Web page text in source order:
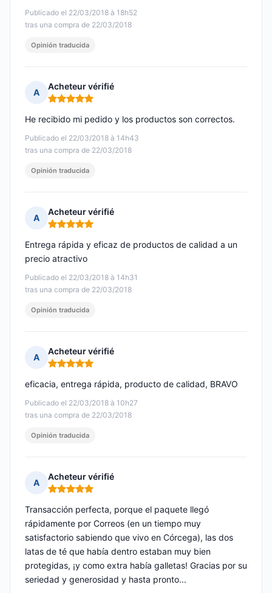
Publicado el 22/03/2018 à 18h52
tras una compra de 22/03/2018
Opinión traducida
A
Acheteur vérifié
Nota: 5 de 5
Publicado el 22/03/2018 à 14h43
tras una compra de 22/03/2018
He recibido mi pedido y los productos son correctos.
Opinión traducida
A
Acheteur vérifié
Nota: 5 de 5
Publicado el 22/03/2018 à 14h31
tras una compra de 22/03/2018
Entrega rápida y eficaz de productos de calidad a un
precio atractivo
Opinión traducida
A
Acheteur vérifié
Nota: 5 de 5
Publicado el 22/03/2018 à 10h27
tras una compra de 22/03/2018
eficacia, entrega rápida, producto de calidad, BRAVO
Opinión traducida
A
Acheteur vérifié
Nota: 5 de 5
Transacción perfecta, porque el paquete llegó
rápidamente por Correos (en un tiempo muy
satisfactorio sabiendo que vivo en Córcega), las dos
latas de té que había dentro estaban muy bien
protegidas, ¡y como extra había galletas! Gracias por su
seriedad y generosidad y hasta pronto...